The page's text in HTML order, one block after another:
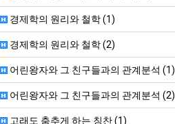
경제학의 원리와 철학 (1)
경제학의 원리와 철학 (2)
어린왕자와 그 친구들과의 관계분석 (1)
어린왕자와 그 친구들과의 관계분석 (2)
고래도 춤추게 하는 칭찬 (1)